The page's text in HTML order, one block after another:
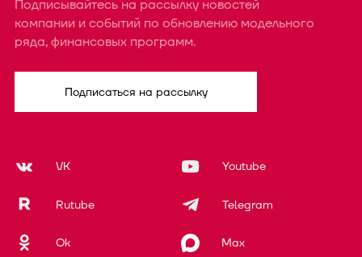
Подписывайтесь на рассылку новостей
компании и событий по обновлению модельного
ряда, финансовых программ.
Подписаться на рассылку
VK Youtube
Rutube Telegram
Ok Max